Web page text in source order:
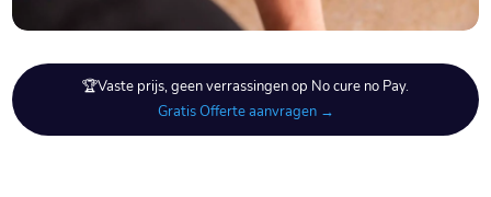
🏆Vaste prijs, geen verrassingen op No cure no Pay.
Gratis Offerte aanvragen →